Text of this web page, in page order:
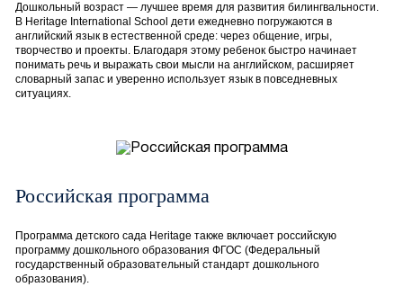
Дошкольный возраст — лучшее время для развития билингвальности.
В Heritage International School дети ежедневно погружаются в
английский язык в естественной среде: через общение, игры,
творчество и проекты. Благодаря этому ребенок быстро начинает
понимать речь и выражать свои мысли на английском, расширяет
словарный запас и уверенно использует язык в повседневных
ситуациях.
Российская программа
Программа детского сада Heritage также включает российскую
программу дошкольного образования ФГОС (Федеральный
государственный образовательный стандарт дошкольного
образования).